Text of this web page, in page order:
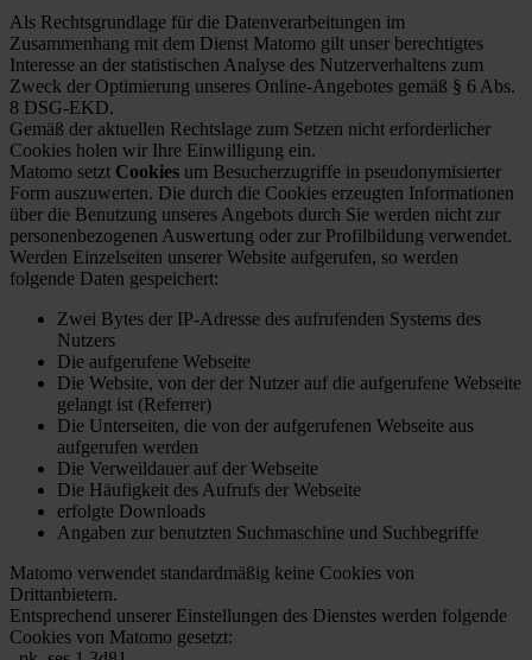
Als Rechtsgrundlage für die Datenverarbeitungen im
Zusammenhang mit dem Dienst Matomo gilt unser berechtigtes
Interesse an der statistischen Analyse des Nutzerverhaltens zum
Zweck der Optimierung unseres Online-Angebotes gemäß § 6 Abs.
8 DSG-EKD.
Gemäß der aktuellen Rechtslage zum Setzen nicht erforderlicher
Cookies holen wir Ihre Einwilligung ein.
Matomo setzt Cookies um Besucherzugriffe in pseudonymisierter
Form auszuwerten. Die durch die Cookies erzeugten Informationen
über die Benutzung unseres Angebots durch Sie werden nicht zur
personenbezogenen Auswertung oder zur Profilbildung verwendet.
Werden Einzelseiten unserer Website aufgerufen, so werden
folgende Daten gespeichert:
Zwei Bytes der IP-Adresse des aufrufenden Systems des
Nutzers
Die aufgerufene Webseite
Die Website, von der der Nutzer auf die aufgerufene Webseite
gelangt ist (Referrer)
Die Unterseiten, die von der aufgerufenen Webseite aus
aufgerufen werden
Die Verweildauer auf der Webseite
Die Häufigkeit des Aufrufs der Webseite
erfolgte Downloads
Angaben zur benutzten Suchmaschine und Suchbegriffe
Matomo verwendet standardmäßig keine Cookies von
Drittanbietern.
Entsprechend unserer Einstellungen des Dienstes werden folgende
Cookies von Matomo gesetzt: